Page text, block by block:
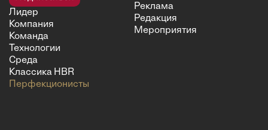
Лидер
Компания
Команда
Технологии
Среда
Классика HBR
Перфекционисты
Реклама
Редакция
Мероприятия